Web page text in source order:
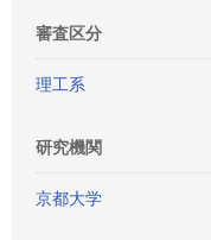
審査区分
理工系
研究機関
京都大学